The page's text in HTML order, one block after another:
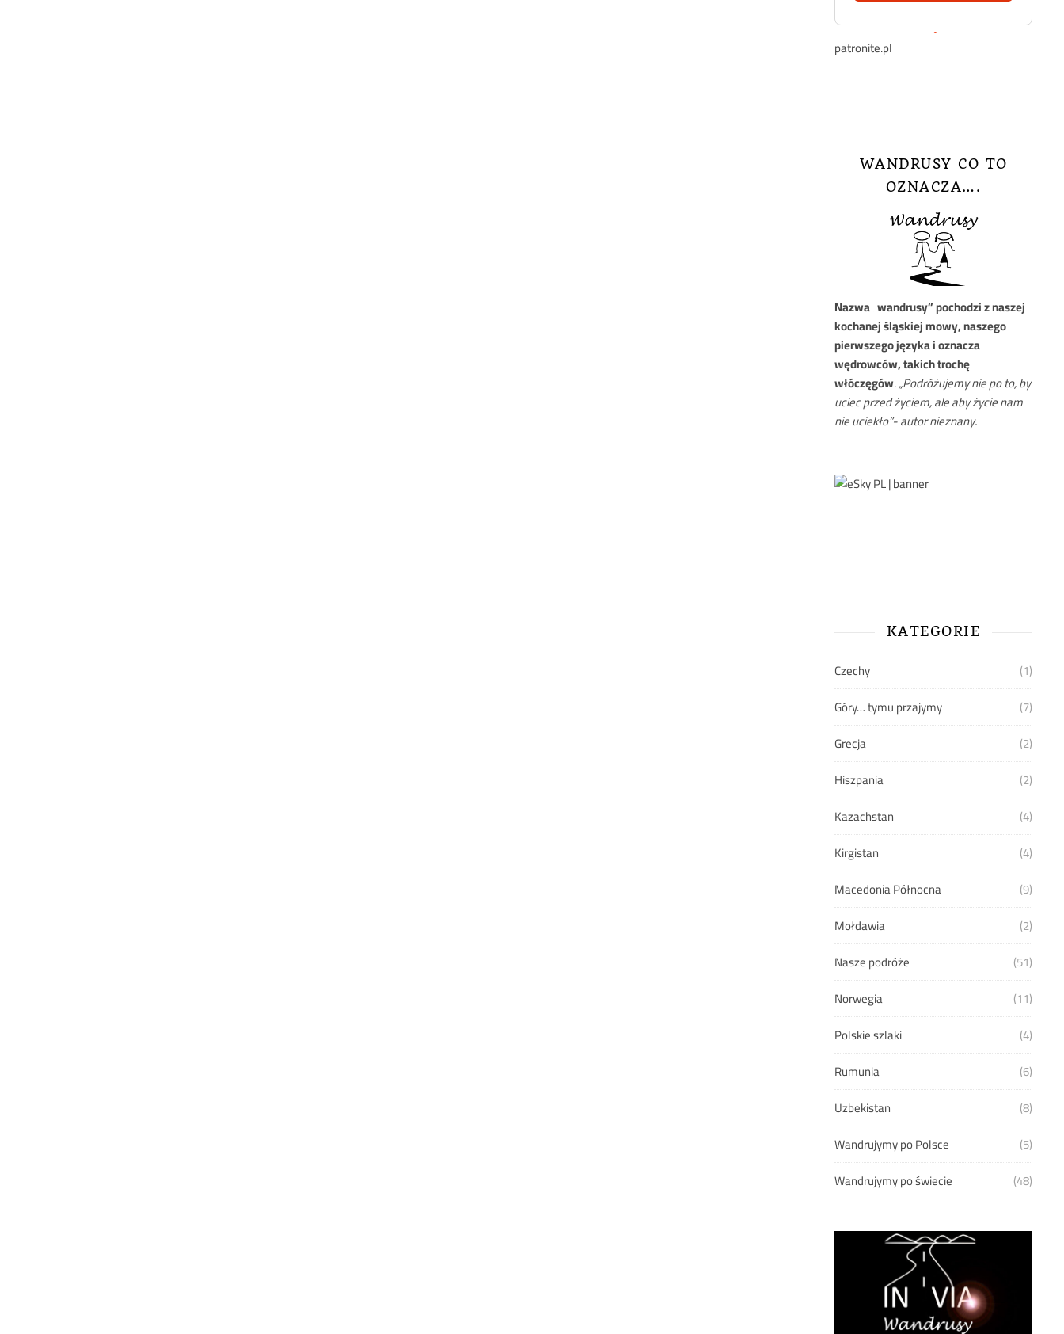
patronite.pl
WANDRUSY CO TO
OZNACZA….
Nazwa„wandrusy” pochodzi z naszej
kochanej śląskiej mowy, naszego
pierwszego języka i oznacza
wędrowców, takich trochę
włóczęgów.„Podróżujemy nie po to, by
uciec przed życiem, ale aby życie nam
nie uciekło”- autor nieznany.
KATEGORIE
Czechy
(1)
Góry… tymu przajymy
(7)
Grecja
(2)
Hiszpania
(2)
Kazachstan
(4)
Kirgistan
(4)
Macedonia Północna
(9)
Mołdawia
(2)
Nasze podróże
(51)
Norwegia
(11)
Polskie szlaki
(4)
Rumunia
(6)
Uzbekistan
(8)
Wandrujymy po Polsce
(5)
Wandrujymy po świecie
(48)